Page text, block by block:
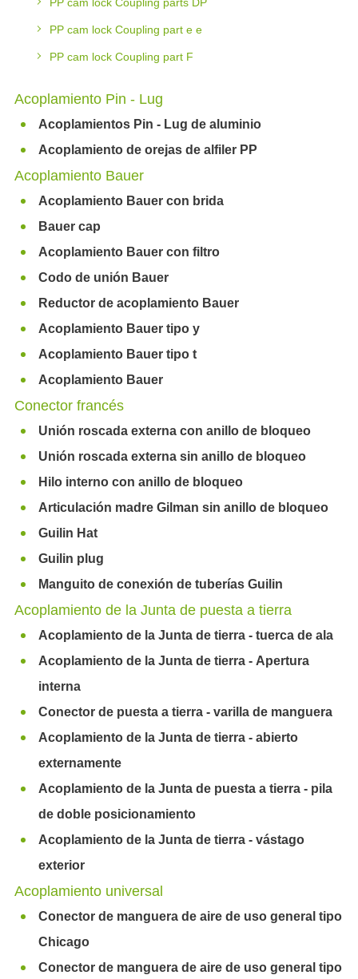
PP cam lock Coupling part e e
PP cam lock Coupling part F
Acoplamiento Pin - Lug
Acoplamientos Pin - Lug de aluminio
Acoplamiento de orejas de alfiler PP
Acoplamiento Bauer
Acoplamiento Bauer con brida
Bauer cap
Acoplamiento Bauer con filtro
Codo de unión Bauer
Reductor de acoplamiento Bauer
Acoplamiento Bauer tipo y
Acoplamiento Bauer tipo t
Acoplamiento Bauer
Conector francés
Unión roscada externa con anillo de bloqueo
Unión roscada externa sin anillo de bloqueo
Hilo interno con anillo de bloqueo
Articulación madre Gilman sin anillo de bloqueo
Guilin Hat
Guilin plug
Manguito de conexión de tuberías Guilin
Acoplamiento de la Junta de puesta a tierra
Acoplamiento de la Junta de tierra - tuerca de ala
Acoplamiento de la Junta de tierra - Apertura
interna
Conector de puesta a tierra - varilla de manguera
Acoplamiento de la Junta de tierra - abierto
externamente
Acoplamiento de la Junta de puesta a tierra - pila
de doble posicionamiento
Acoplamiento de la Junta de tierra - vástago
exterior
Acoplamiento universal
Conector de manguera de aire de uso general tipo
Chicago
Conector de manguera de aire de uso general tipo